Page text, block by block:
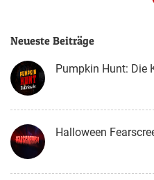
Neueste Beiträge
Pumpkin Hunt: Die
Halloween